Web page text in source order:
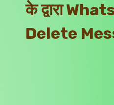
के द्वारा
Delete